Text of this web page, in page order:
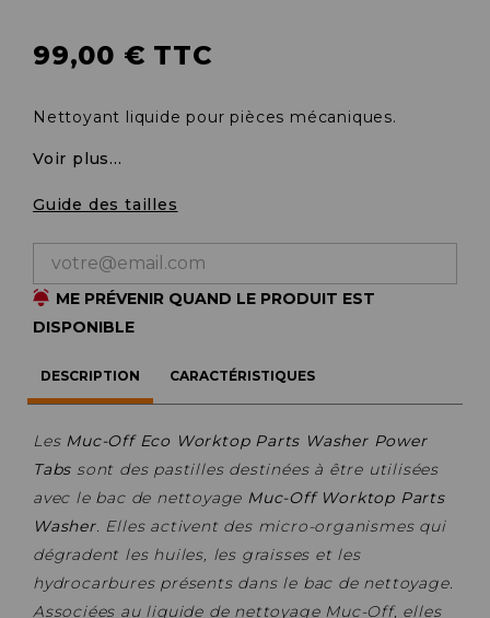
99,00 € TTC
Nettoyant liquide pour pièces mécaniques.
Voir plus...
Guide des tailles
ME PRÉVENIR QUAND LE PRODUIT EST
DISPONIBLE
DESCRIPTION CARACTÉRISTIQUES
Les Muc-Off Eco Worktop Parts Washer Power
Tabs sont des pastilles destinées à être utilisées
avec le bac de nettoyage Muc-Off Worktop Parts
Washer. Elles activent des micro-organismes qui
dégradent les huiles, les graisses et les
hydrocarbures présents dans le bac de nettoyage.
Associées au liquide de nettoyage Muc-Off, elles